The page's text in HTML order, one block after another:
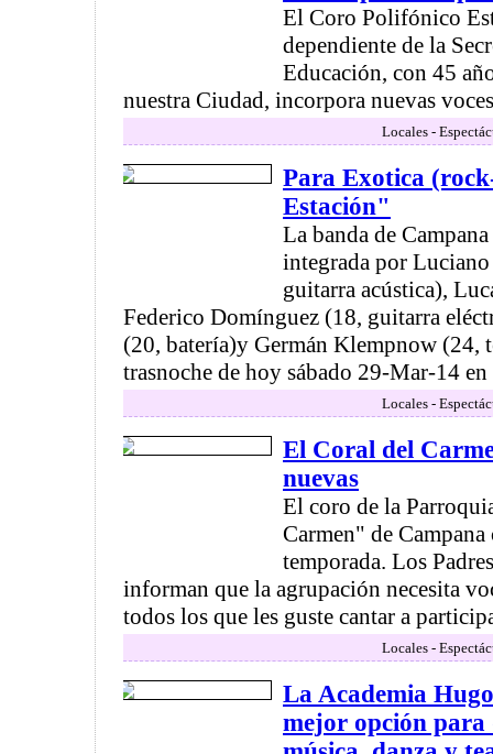
El Coro Polifónico
dependiente de la
Educación, con 45
nuestra Ciudad, incorpora nuevas
Locales -
Para Exotica
Estación"
La banda de
integrada por
guitarra acústica),
Federico Domínguez (18, guitarra
(20, batería)y Germán Klempnow (24,
trasnoche de hoy sábado 29-Mar-14 en
Locales -
El Coral del
nuevas
El coro de la
Carmen" de
temporada. Los
informan que la agrupación necesita
todos los que les guste cantar a
Locales -
La Academia
mejor opción para